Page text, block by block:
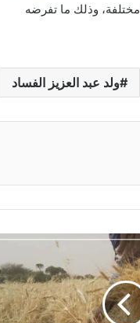
وذلك ما تفرضه
ولد عبد العزيز الفساد